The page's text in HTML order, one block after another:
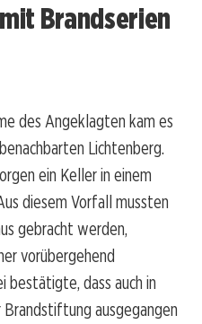
Brandserien
des Angeklagten kam es
Lichtenberg.
ein Keller in einem
diesem Vorfall mussten
gebracht werden,
vorübergehend
bestätigte, dass auch in
ausgegangen